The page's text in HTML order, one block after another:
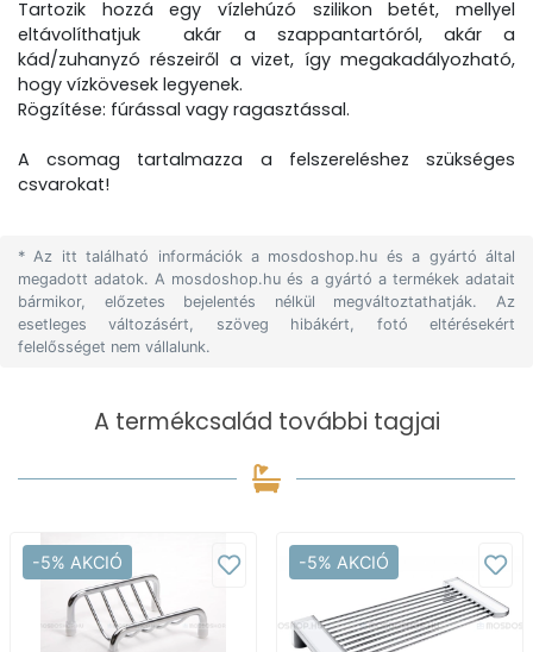
Tartozik hozzá egy vízlehúzó szilikon betét, mellyel
eltávolíthatjuk akár a szappantartóról, akár a
kád/zuhanyzó részeiről a vizet, így megakadályozható,
hogy vízkövesek legyenek.
Rögzítése: fúrással vagy ragasztással.
A csomag tartalmazza a felszereléshez szükséges
csvarokat!
* Az itt található információk a mosdoshop.hu és a gyártó által
megadott adatok. A mosdoshop.hu és a gyártó a termékek adatait
bármikor, előzetes bejelentés nélkül megváltoztathatják. Az
esetleges változásért, szöveg hibákért, fotó eltérésekért
felelősséget nem vállalunk.
A termékcsalád további tagjai
-5% AKCIÓ -5% AKCIÓ